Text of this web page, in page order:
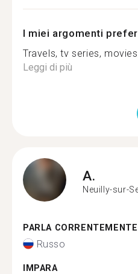
I miei argomenti
Travels, tv series,
Leggi di più
A.
Neuilly-sur-
PARLA CORRENTEMENTE
Russo
IMPARA